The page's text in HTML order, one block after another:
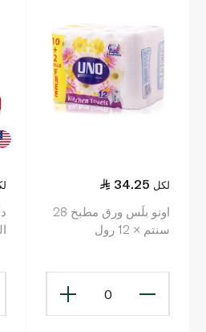
34.25 لكل
اونو بلَس ورق مطبخ 28
سنتم × 12 رول
0